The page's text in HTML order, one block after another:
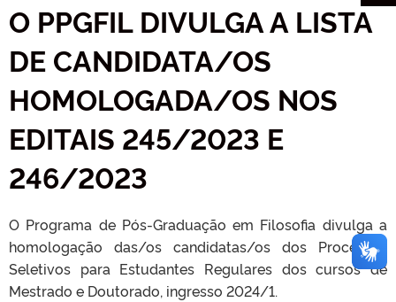
O PPGFIL DIVULGA A LISTA
DE CANDIDATA/OS
HOMOLOGADA/OS NOS
EDITAIS 245/2023 E
246/2023
O Programa de Pós-Graduação em Filosofia divulga a
homologação das/os candidatas/os dos Processos
Seletivos para Estudantes Regulares dos cursos de
Mestrado e Doutorado, ingresso 2024/1.